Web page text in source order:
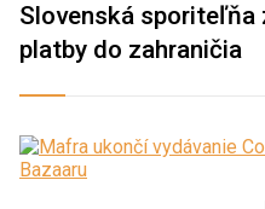
Slovenská sporiteľňa
platby do zahraničia